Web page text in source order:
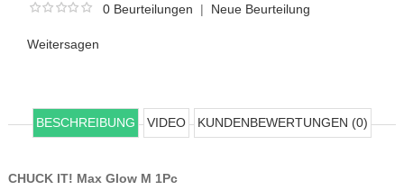
0 Beurteilungen | Neue Beurteilung
Weitersagen
BESCHREIBUNG VIDEO KUNDENBEWERTUNGEN (0)
CHUCK IT! Max Glow M 1Pc